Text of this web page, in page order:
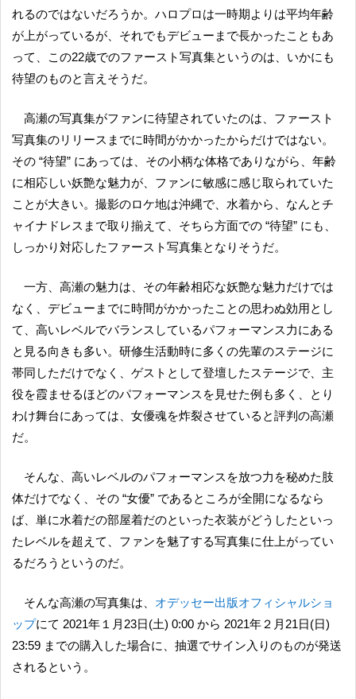
れるのではないだろうか。ハロプロは一時期よりは平均年齢
が上がっているが、それでもデビューまで長かったこともあ
って、この22歳でのファースト写真集というのは、いかにも
待望のものと言えそうだ。
高瀬の写真集がファンに待望されていたのは、ファースト
写真集のリリースまでに時間がかかったからだけではない。
その “待望” にあっては、その小柄な体格でありながら、年齢
に相応しい妖艶な魅力が、ファンに敏感に感じ取られていた
ことが大きい。撮影のロケ地は沖縄で、水着から、なんとチ
ャイナドレスまで取り揃えて、そちら方面での “待望” にも、
しっかり対応したファースト写真集となりそうだ。
一方、高瀬の魅力は、その年齢相応な妖艶な魅力だけでは
なく、デビューまでに時間がかかったことの思わぬ効用とし
て、高いレベルでバランスしているパフォーマンス力にある
と見る向きも多い。研修生活動時に多くの先輩のステージに
帯同しただけでなく、ゲストとして登壇したステージで、主
役を霞ませるほどのパフォーマンスを見せた例も多く、とり
わけ舞台にあっては、女優魂を炸裂させていると評判の高瀬
だ。
そんな、高いレベルのパフォーマンスを放つ力を秘めた肢
体だけでなく、その “女優” であるところが全開になるなら
ば、単に水着だの部屋着だのといった衣装がどうしたといっ
たレベルを超えて、ファンを魅了する写真集に仕上がってい
るだろうというのだ。
そんな高瀬の写真集は、 オデッセー出版オフィシャルショ
ップにて 2021年１月23日(土) 0:00 から 2021年２月21日(日)
23:59 までの購入した場合に、抽選でサイン入りのものが発送
されるという。